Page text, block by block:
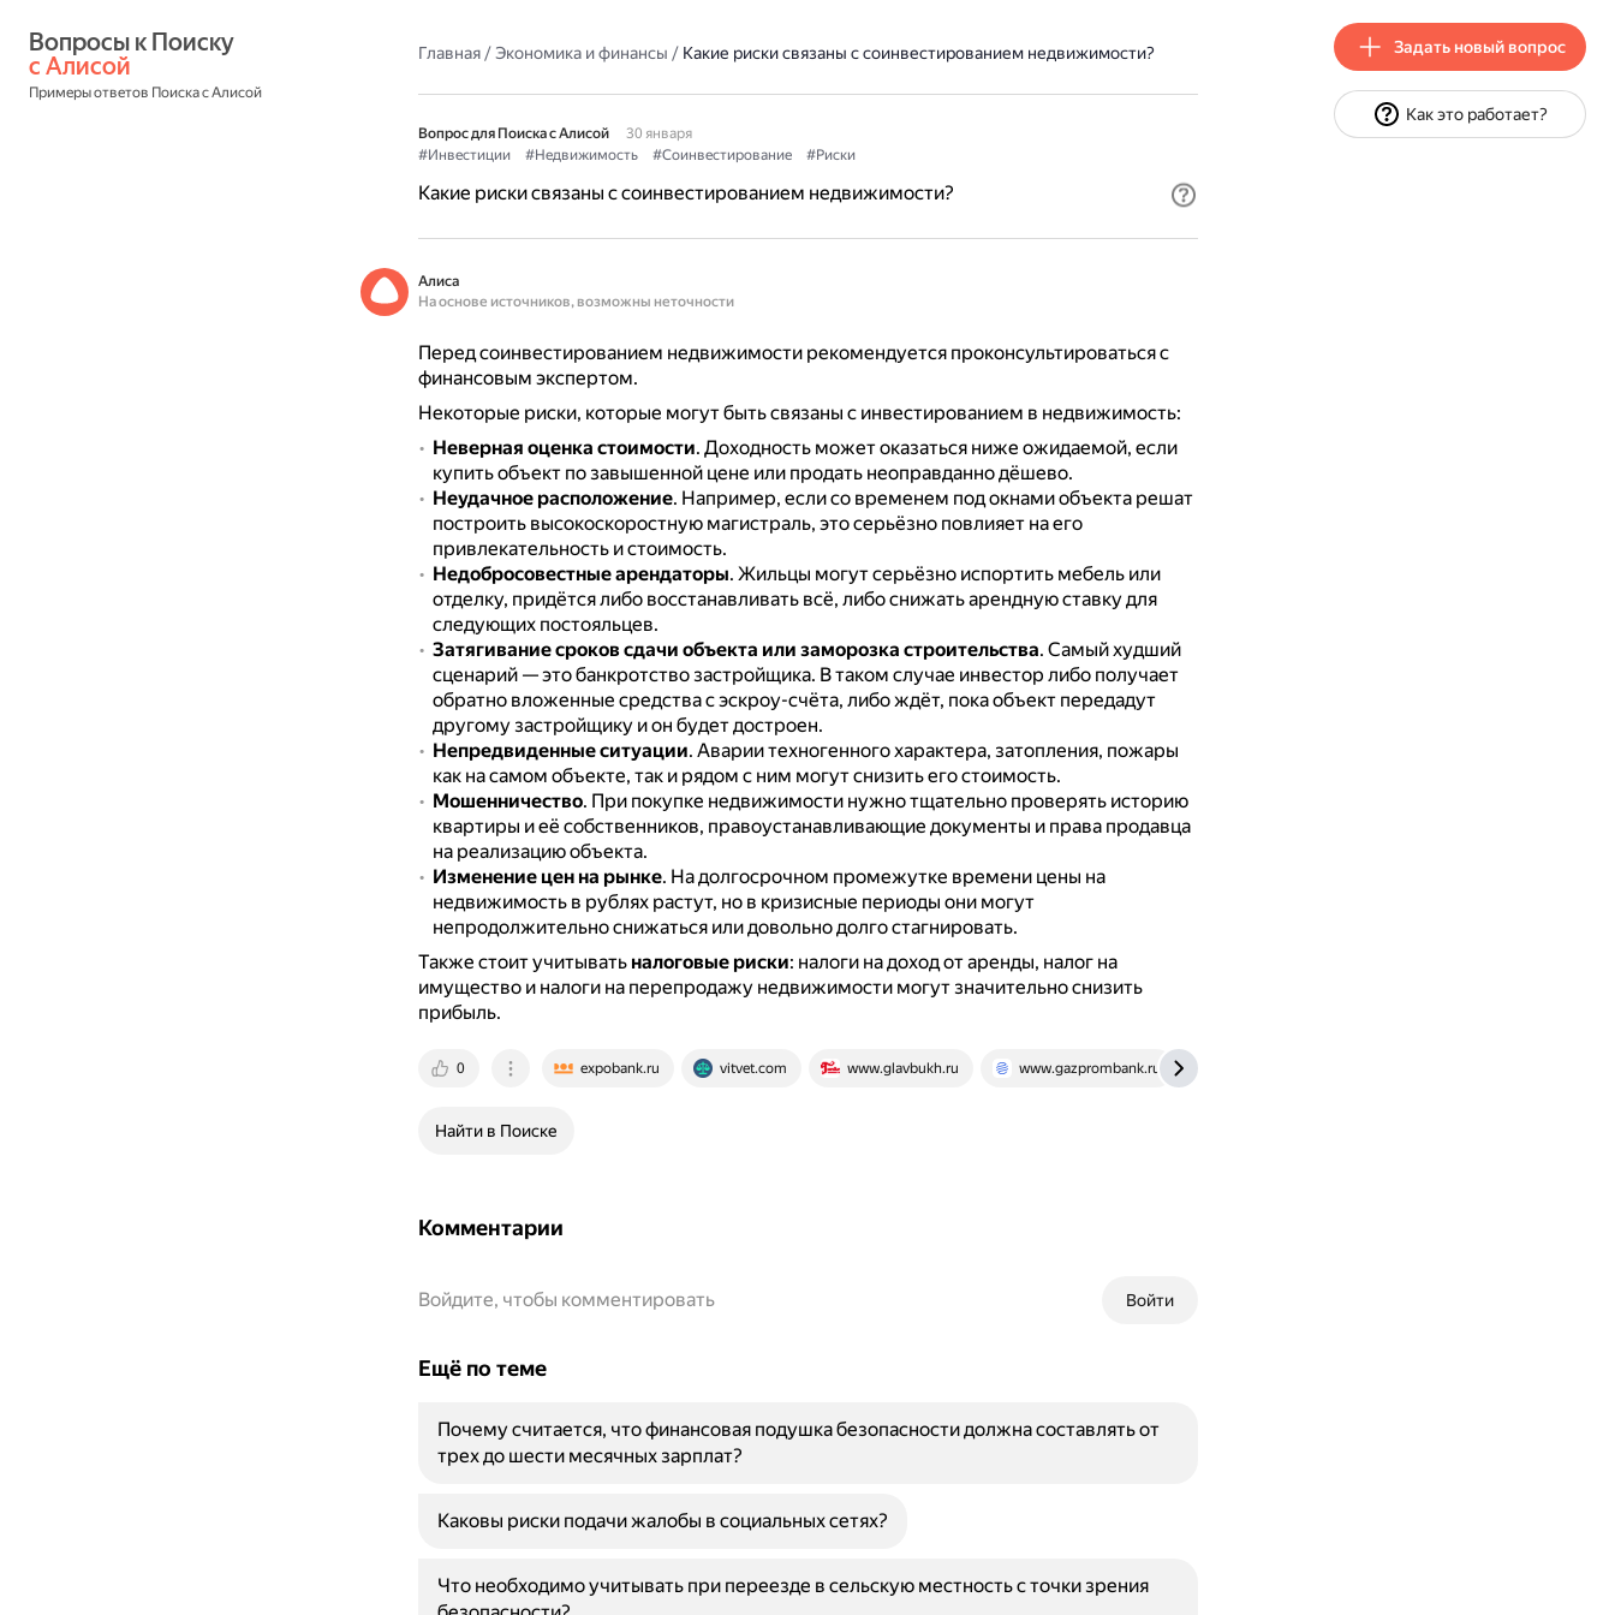
с Алисой
Примеры ответов Поиска с Алисой
Главная/Экономика и финансы / Какие риски связаны с соинвестированием недвижимости?
Вопрос для Поиска с Алисой
30 января
#Инвестиции
#Недвижимость #Соинвестирование #Риски
Какие риски связаны с соинвестированием недвижимости?
Алиса
На основе источников, возможны неточности
Перед соинвестированием недвижимости рекомендуется проконсультироваться с
финансовым экспертом.
Некоторые риски, которые могут быть связаны с инвестированием в недвижимость:
Неверная оценка стоимости. Доходность может оказаться ниже ожидаемой, если
купить объект по завышенной цене или продать неоправданно дёшево.
Неудачное расположение. Например, если со временем под окнами объекта решат
построить высокоскоростную магистраль, это серьёзно повлияет на его
привлекательность и стоимость.
Недобросовестные арендаторы. Жильцы могут серьёзно испортить мебель или
отделку, придётся либо восстанавливать всё, либо снижать арендную ставку для
следующих постояльцев.
Затягивание сроков сдачи объекта или заморозка строительства. Самый худший
сценарий — это банкротство застройщика. В таком случае инвестор либо получает
обратно вложенные средства с эскроу-счёта, либо ждёт, пока объект передадут
другому застройщику и он будет достроен.
Непредвиденные ситуации. Аварии техногенного характера, затопления, пожары
как на самом объекте, так и рядом с ним могут снизить его стоимость.
Мошенничество. При покупке недвижимости нужно тщательно проверять историю
квартиры и её собственников, правоустанавливающие документы и права продавца
на реализацию объекта.
Изменение цен на рынке. На долгосрочном промежутке времени цены на
недвижимость в рублях растут, но в кризисные периоды они могут
непродолжительно снижаться или довольно долго стагнировать.
Также стоит учитывать налоговые риски: налоги на доход от аренды, налог на
имущество и налоги на перепродажу недвижимости могут значительно снизить
прибыль.
0 expobank.ru vitvet.com www.glavbukh.ru www.gazprombank.ru
Найти в Поиске
Комментарии
Войти
Войдите, чтобы комментировать
Ещё по теме
Почему считается, что финансовая подушка безопасности должна составлять от
трех до шести месячных зарплат?
Каковы риски подачи жалобы в социальных сетях?
Что необходимо учитывать при переезде в сельскую местность с точки зрения
Задать новый вопрос
Как это работает?